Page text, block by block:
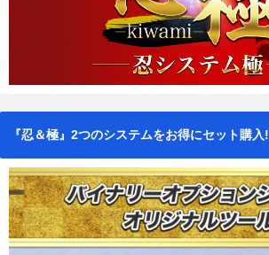
『忍＆極』2つのシステムをお得にセット購入!